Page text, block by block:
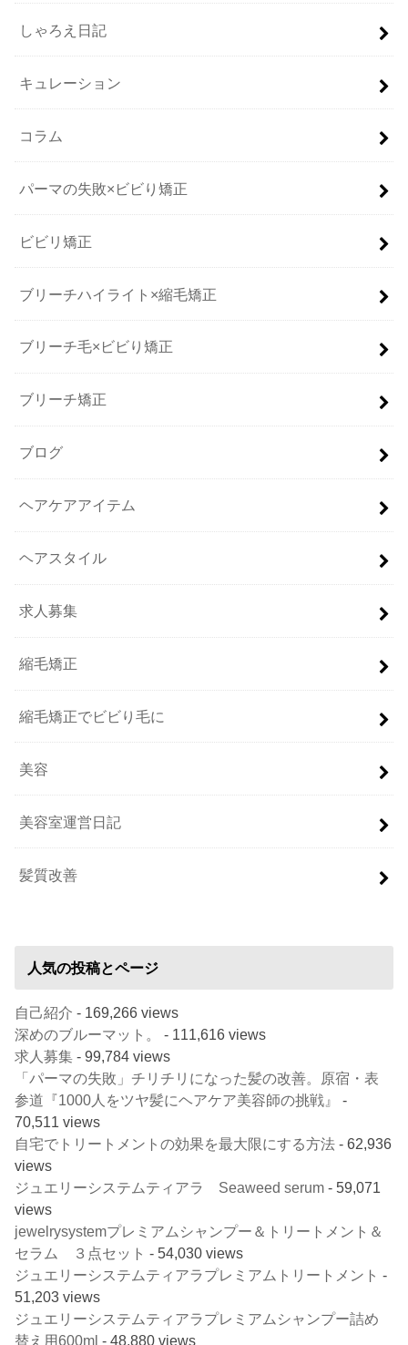
しゃろえ日記
キュレーション
コラム
パーマの失敗×ビビり矯正
ビビリ矯正
ブリーチハイライト×縮毛矯正
ブリーチ毛×ビビり矯正
ブリーチ矯正
ブログ
ヘアケアアイテム
ヘアスタイル
求人募集
縮毛矯正
縮毛矯正でビビり毛に
美容
美容室運営日記
髪質改善
人気の投稿とページ
自己紹介 - 169,266 views
深めのブルーマット。
- 111,616 views
求人募集 - 99,784 views
「パーマの失敗」チリチリになった髪の改善。原宿・表
参道『1000人をツヤ髪にヘアケア美容師の挑戦』
-
70,511 views
自宅でトリートメントの効果を最大限にする方法 - 62,936
views
ジュエリーシステムティアラ Seaweed serum - 59,071
views
jewelrysystemプレミアムシャンプー＆トリートメント＆
セラム ３点セット - 54,030 views
ジュエリーシステムティアラプレミアムトリートメント -
51,203 views
ジュエリーシステムティアラプレミアムシャンプー詰め
替え用600ml - 48,880 views